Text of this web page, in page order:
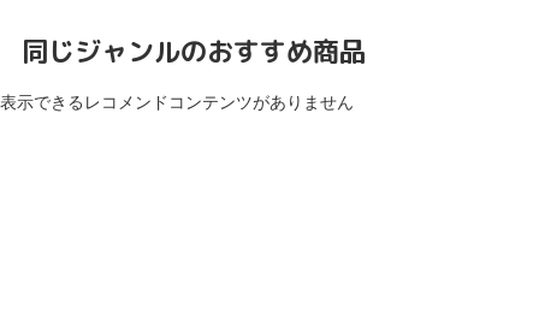
同じジャンルのおすすめ商品
表示できるレコメンドコンテンツがありません